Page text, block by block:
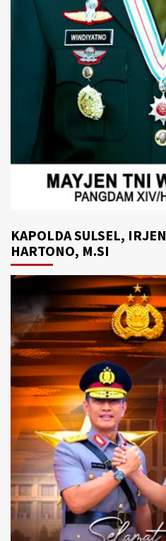
KAPOLDA SULSEL,
HARTONO, M.SI